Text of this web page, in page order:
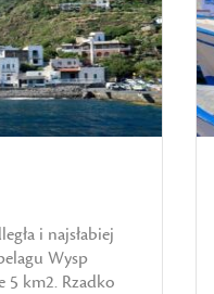
i najsłabiej
Wysp
5 km2. Rzadko